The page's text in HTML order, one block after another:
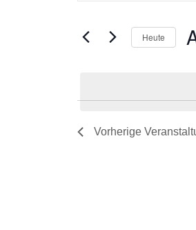
Ansichten,
Navigation
Veranstaltungen
Heute
Vorherige